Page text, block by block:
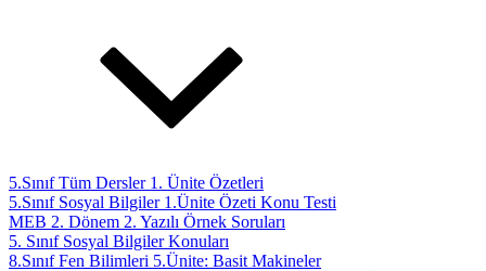
5.Sınıf Tüm Dersler 1. Ünite Özetleri
5.Sınıf Sosyal Bilgiler 1.Ünite Özeti Konu Testi
MEB 2. Dönem 2. Yazılı Örnek Soruları
5. Sınıf Sosyal Bilgiler Konuları
8.Sınıf Fen Bilimleri 5.Ünite: Basit Makineler